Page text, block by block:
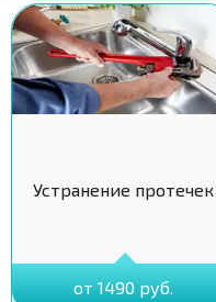
Устранение протечек
от 1490 руб.